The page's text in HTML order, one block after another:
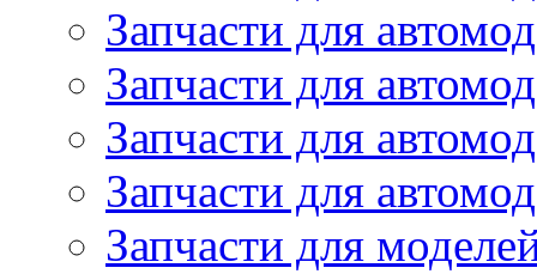
Запчасти для
Запчасти для
Запчасти для
Запчасти для
Запчасти для